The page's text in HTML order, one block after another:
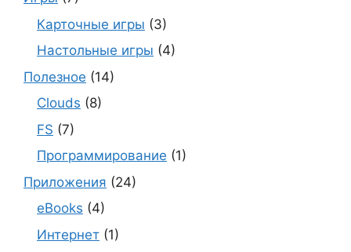
Карточные игры (3)
Настольные игры (4)
Полезное (14)
Clouds (8)
FS (7)
Программирование (1)
Приложения (24)
eBooks (4)
Интернет (1)